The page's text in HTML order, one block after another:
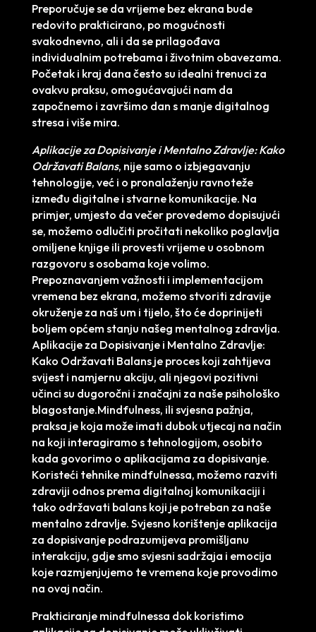
Preporučuje se da vrijeme bez ekrana bude
redovito prakticirano, po mogućnosti
svakodnevno, ali i da se prilagođava
individualnim potrebama i životnim obavezama.
Početak i kraj dana često su idealni trenuci za
ovakvu praksu, omogućavajući nam da
započnemo i završimo dan s manje digitalnog
stresa i više mira.
Aplikacije za Dopisivanje i Mentalno Zdravlje: Kako
Održavati Balans, nije samo o izbjegavanju
tehnologije, već i o pronalaženju ravnoteže
između digitalne i stvarne komunikacije. Na
primjer, umjesto da večer provedemo dopisujući
se, možemo odlučiti pročitati nekoliko poglavlja
omiljene knjige ili provesti vrijeme u osobnom
razgovoru s osobama koje volimo.
Prepoznavanjem važnosti i implementacijom
vremena bez ekrana, možemo stvoriti zdravije
okruženje za naš um i tijelo, što će doprinijeti
boljem općem stanju našeg mentalnog zdravlja.
Aplikacije za Dopisivanje i Mentalno Zdravlje:
Kako Održavati Balans je proces koji zahtijeva
svijest i namjernu akciju, ali njegovi pozitivni
učinci su dugoročni i značajni za naše psihološko
blagostanje.Mindfulness, ili svjesna pažnja,
praksa je koja može imati dubok utjecaj na način
na koji interagiramo s tehnologijom, osobito
kada govorimo o aplikacijama za dopisivanje.
Koristeći tehnike mindfulnessa, možemo razviti
zdraviji odnos prema digitalnoj komunikaciji i
tako održavati balans koji je potreban za naše
mentalno zdravlje. Svjesno korištenje aplikacija
za dopisivanje podrazumijeva promišljanu
interakciju, gdje smo svjesni sadržaja i emocija
koje razmjenjujemo te vremena koje provodimo
na ovaj način.
Prakticiranje mindfulnessa dok koristimo